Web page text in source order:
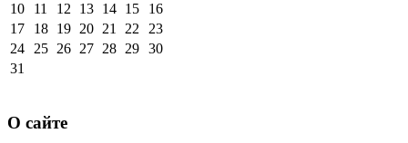
10
11 12 13 14 15
16
17
18 19 20 21 22
23
24
25 26 27 28 29 30
31
О сайте